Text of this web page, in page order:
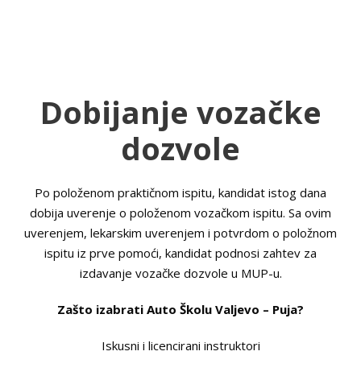
Dobijanje vozačke
dozvole
Po položenom praktičnom ispitu, kandidat istog dana
dobija uverenje o položenom vozačkom ispitu. Sa ovim
uverenjem, lekarskim uverenjem i potvrdom o položnom
ispitu iz prve pomoći, kandidat podnosi zahtev za
izdavanje vozačke dozvole u MUP-u.
Zašto izabrati Auto Školu Valjevo – Puja?
Iskusni i licencirani instruktori